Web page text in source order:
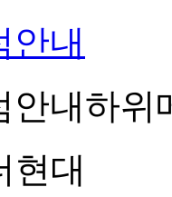
안내
안내하위
현대